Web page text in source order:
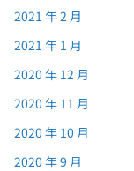
2021 年 2 月
2021 年 1 月
2020 年 12 月
2020 年 11 月
2020 年 10 月
2020 年 9 月